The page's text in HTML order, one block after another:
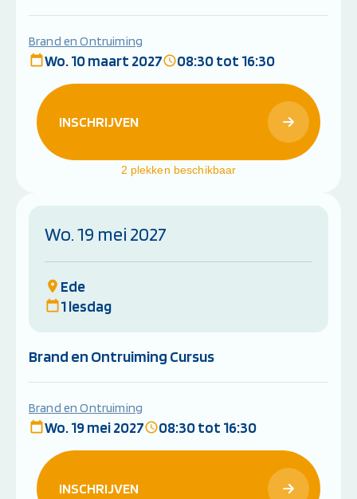
Brand en Ontruiming
Wo. 10 maart 2027 08:30 tot 16:30
INSCHRIJVEN
2 plekken beschikbaar
Wo. 19 mei 2027
Ede
1 lesdag
Brand en Ontruiming Cursus
Brand en Ontruiming
Wo. 19 mei 2027 08:30 tot 16:30
INSCHRIJVEN